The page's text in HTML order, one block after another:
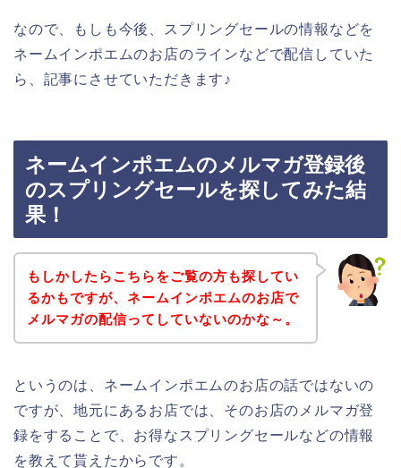
なので、もしも今後、スプリングセールの情報などを
ネームインポエムのお店のラインなどで配信していた
ら、記事にさせていただきます♪
ネームインポエムのメルマガ登録後
のスプリングセールを探してみた結
果！
もしかしたらこちらをご覧の方も探してい
るかもですが、ネームインポエムのお店で
メルマガの配信ってしていないのかな～。
というのは、ネームインポエムのお店の話ではないの
ですが、地元にあるお店では、そのお店のメルマガ登
録をすることで、お得なスプリングセールなどの情報
を教えて貰えたからです。